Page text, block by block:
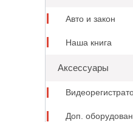
Авто и закон
Наша книга
Аксессуары
Доп.